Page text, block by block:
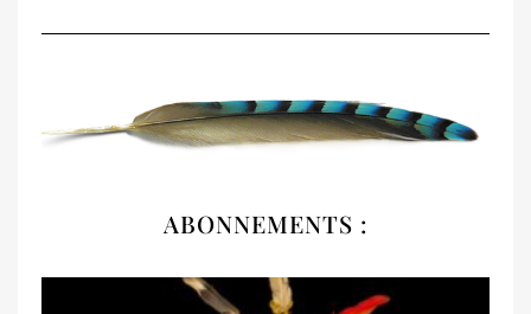
ABONNEMENTS :